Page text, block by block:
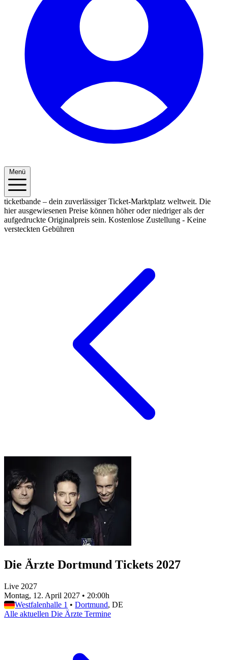
Menü
ticketbande – dein zuverlässiger Ticket-Marktplatz weltweit. Die
hier ausgewiesenen Preise können höher oder niedriger als der
aufgedruckte Originalpreis sein. Kostenlose Zustellung - Keine
versteckten Gebühren
Die Ärzte Dortmund Tickets 2027
Live 2027
Montag, 12. April 2027 • 20:00h
Westfalenhalle 1 • Dortmund, DE
Alle aktuellen Die Ärzte Termine